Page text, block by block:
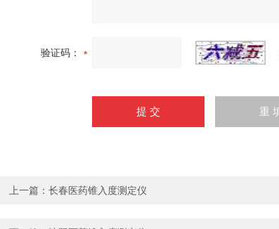
验证码：
上一篇： 长春医药锥入度测定仪